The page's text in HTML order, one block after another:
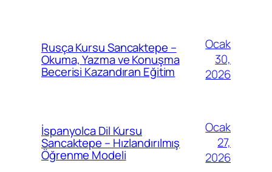
Rusça Kursu Sancaktepe –
Okuma, Yazma ve Konuşma
Becerisi Kazandıran Eğitim
Ocak
30,
2026
İspanyolca Dil Kursu
Sancaktepe – Hızlandırılmış
Öğrenme Modeli
Ocak
27,
2026